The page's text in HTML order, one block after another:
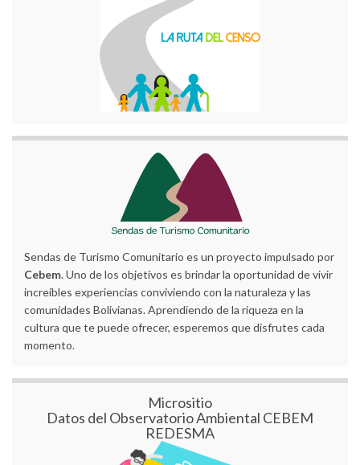
Sendas de Turismo Comunitario es un proyecto impulsado por
Cebem. Uno de los objetivos es brindar la oportunidad de vivir
increíbles experiencias conviviendo con la naturaleza y las
comunidades Bolivianas. Aprendiendo de la riqueza en la
cultura que te puede ofrecer, esperemos que disfrutes cada
momento.
Micrositio
Datos del Observatorio Ambiental CEBEM
REDESMA